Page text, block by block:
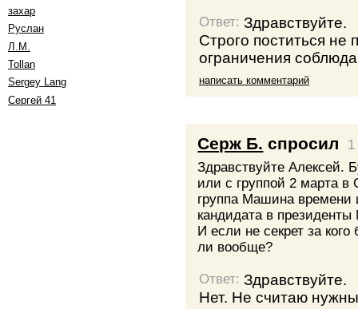
захар
Руслан
Л.М.
Tollan
Sergey Lang
Сергей 41
Ответ:Здравствуйте.
Строго поститься не
ограничения
написать комментарий
Серж Б. спросил
Здравствуйте Алексей.
или с группой 2 марта в
группа Машина времени
кандидата в
И если не секрет за кого
ли вообще?
Ответ:Здравствуйте.
Нет. Не считаю